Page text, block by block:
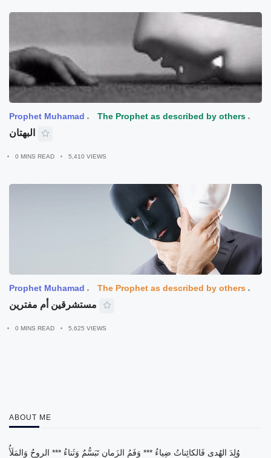
Prophet Muhamad The Prophet as described by others
البهتان
0 MINS READ 5,410 VIEWS
Prophet Muhamad The Prophet as described by others
مستشرقين أم مفترين
0 MINS READ 5,625 VIEWS
ABOUT ME
وُلِدَ الهُدى فَالكائِناتُ ضِياءُ *** وَفَمُ الزَمانِ تَبَسُّمٌ وَثَناءُ *** الروحُ وَالمَلَأُ